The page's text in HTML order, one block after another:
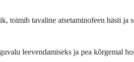
tavaline atsetaminofeen hästi ja
leevendamiseks ja pea kõrgemal